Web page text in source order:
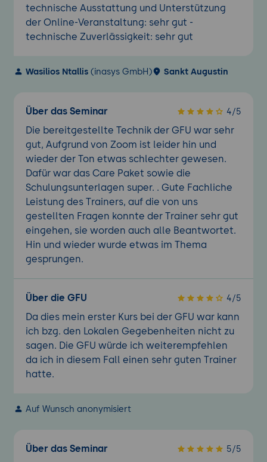
technische Ausstattung und Unterstützung
der Online-Veranstaltung: sehr gut -
technische Zuverlässigkeit: sehr gut
Wasilios Ntallis(inasys GmbH) Sankt Augustin
Über das Seminar 4/5
Die bereitgestellte Technik der GFU war sehr
gut, Aufgrund von Zoom ist leider hin und
wieder der Ton etwas schlechter gewesen.
Dafür war das Care Paket sowie die
Schulungsunterlagen super. . Gute Fachliche
Leistung des Trainers, auf die von uns
gestellten Fragen konnte der Trainer sehr gut
eingehen, sie worden auch alle Beantwortet.
Hin und wieder wurde etwas im Thema
gesprungen.
Über die GFU 4/5
Da dies mein erster Kurs bei der GFU war kann
ich bzg. den Lokalen Gegebenheiten nicht zu
sagen. Die GFU würde ich weiterempfehlen
da ich in diesem Fall einen sehr guten Trainer
hatte.
Auf Wunsch anonymisiert
Über das Seminar 5/5